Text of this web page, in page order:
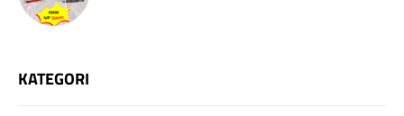
KATEGORI